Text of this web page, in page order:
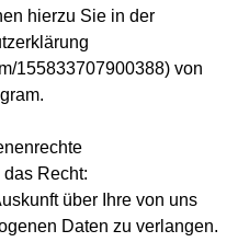
hierzu Sie in der
155833707900388) von
Recht:
über Ihre von uns
Daten zu verlangen.